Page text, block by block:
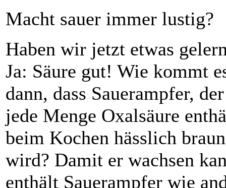
Macht sauer immer lustig?
Haben wir jetzt etwas
Ja: Säure gut! Wie kommt
dann, dass Sauerampfer, der
jede Menge Oxalsäure
beim Kochen hässlich braun
wird? Damit er wachsen
enthält Sauerampfer wie